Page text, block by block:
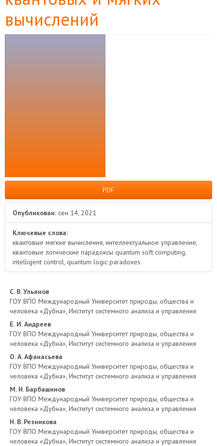
вычислений
PDF
Опубликован: сен 14, 2021
Ключевые слова:
квантовые мягкие вычисления, интеллектуальное управление,
квантовые логические парадоксы quantum soft computing,
intelligent control, quantum logic paradoxes
Основное
содержимое
статьи
С. В. Ульянов
ГОУ ВПО Международный Университет природы, общества и
человека «Дубна», Институт системного анализа и управления
Е. И. Андреев
ГОУ ВПО Международный Университет природы, общества и
человека «Дубна», Институт системного анализа и управления
О. А. Афанасьева
ГОУ ВПО Международный Университет природы, общества и
человека «Дубна», Институт системного анализа и управления
М. Н. Барбашинов
ГОУ ВПО Международный Университет природы, общества и
человека «Дубна», Институт системного анализа и управления
Н. В. Резникова
ГОУ ВПО Международный Университет природы, общества и
человека «Дубна», Институт системного анализа и управления